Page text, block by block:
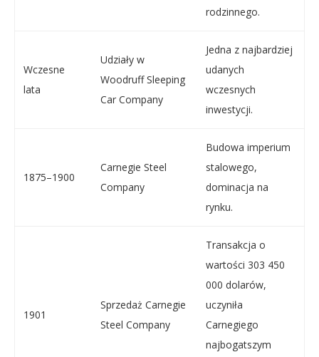
rodzinnego.
Wczesne
lata
Udziały w
Woodruff Sleeping
Car Company
Jedna z najbardziej
udanych
wczesnych
inwestycji.
1875–1900
Carnegie Steel
Company
Budowa imperium
stalowego,
dominacja na
rynku.
1901
Sprzedaż Carnegie
Steel Company
Transakcja o
wartości 303 450
000 dolarów,
uczyniła
Carnegiego
najbogatszym